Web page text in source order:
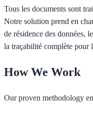
Tous les documents sont
Notre solution prend en
de résidence des données,
la traçabilité complète pour
How We Work
Our proven methodology